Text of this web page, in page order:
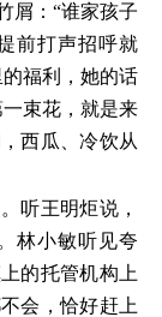
屑：“谁家孩子
前打声招呼就
福利，她的话
束花，就是来
西瓜、冷饮从
听王明炬说，
林小敏听见夸
的托管机构上
会，恰好赶上